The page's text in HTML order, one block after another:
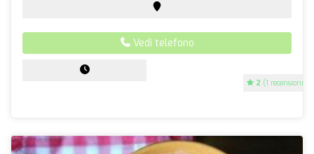
2 (1 recensioni)
Vedi telefono